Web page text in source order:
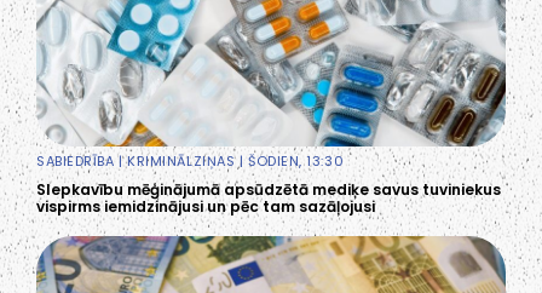
SABIEDRĪBA|KRIMINĀLZIŅAS| ŠODIEN, 13:30
Slepkavību mēģinājumā apsūdzētā mediķe savus tuviniekus
vispirms iemidzinājusi un pēc tam sazāļojusi